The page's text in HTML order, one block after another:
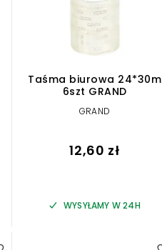
Taśma biurowa 24*30m
6szt GRAND
GRAND
12,60 zł
WYSYŁAMY W 24H